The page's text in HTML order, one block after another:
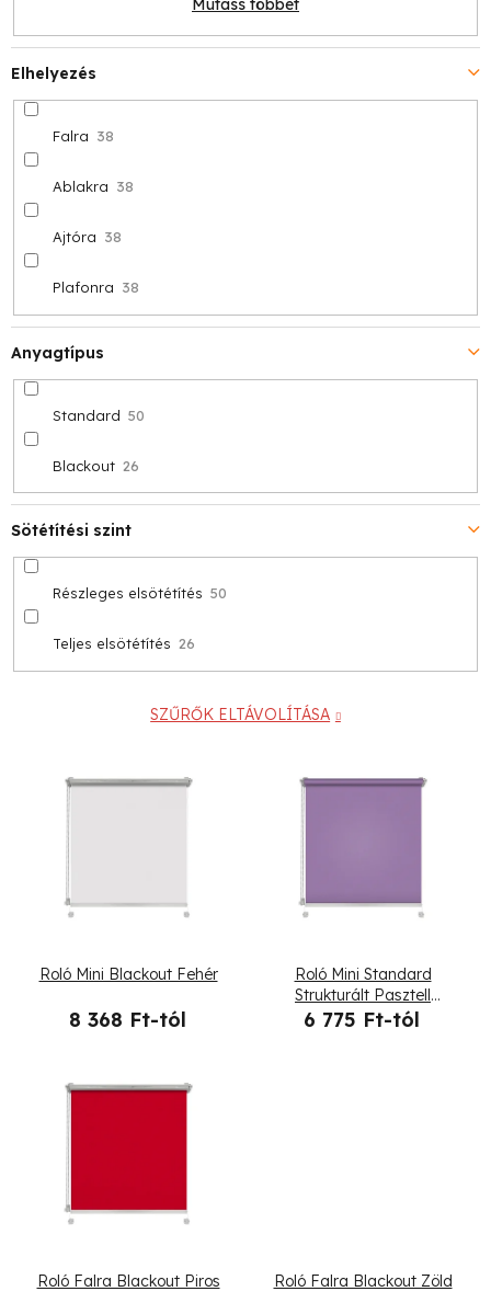
Mutass többet
Elhelyezés
Falra 38
Ablakra 38
Ajtóra 38
Plafonra 38
Anyagtípus
Standard 50
Blackout 26
Sötétítési szint
Részleges elsötétítés 50
Teljes elsötétítés 26
SZŰRŐK ELTÁVOLÍTÁSA
Roló Mini Blackout Fehér
8 368 Ft-tól
Roló Mini Standard
Strukturált Pasztell
ametiszt
6 775 Ft-tól
Roló Falra Blackout Piros Roló Falra Blackout Zöld